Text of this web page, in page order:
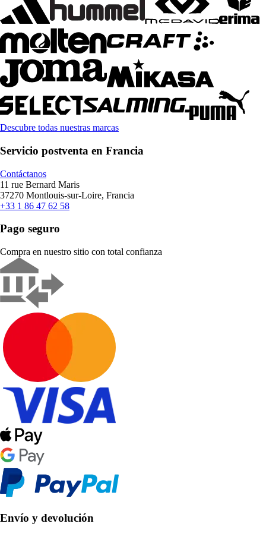
Descubre todas nuestras marcas
Servicio postventa en Francia
Contáctanos
11 rue Bernard Maris
37270 Montlouis-sur-Loire, Francia
+33 1 86 47 62 58
Pago seguro
Compra en nuestro sitio con total confianza
Envío y devolución